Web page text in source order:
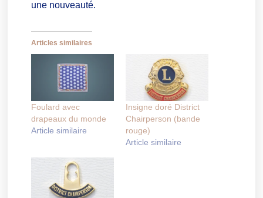
une nouveauté.
Articles similaires
Foulard avec
drapeaux du monde
Article similaire
Insigne doré District
Chairperson (bande
rouge)
Article similaire